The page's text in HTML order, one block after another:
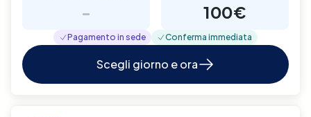
- 100€
Pagamento in sede Conferma immediata
Scegli giorno e ora